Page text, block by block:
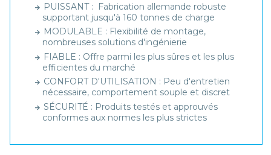
PUISSANT : Fabrication allemande robuste
supportant jusqu'à 160 tonnes de charge
MODULABLE : Flexibilité de montage,
nombreuses solutions d'ingénierie
FIABLE : Offre parmi les plus sûres et les plus
efficientes du marché
CONFORT D'UTILISATION : Peu d'entretien
nécessaire, comportement souple et discret
SÉCURITÉ : Produits testés et approuvés
conformes aux normes les plus strictes